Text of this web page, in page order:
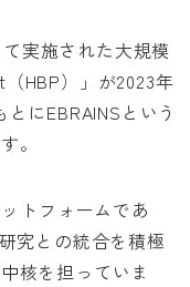
実施された大規模
HBP）」が2023年
にEBRAINSという
。
トフォームであ
究との統合を積極
核を担っていま